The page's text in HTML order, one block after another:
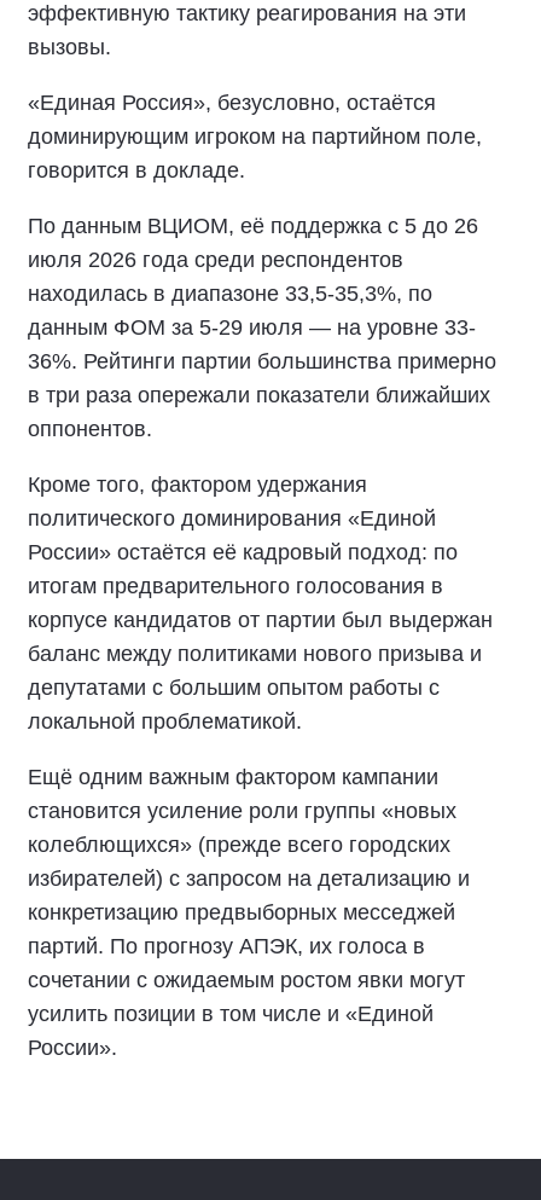
эффективную тактику реагирования на эти
вызовы.
«Единая Россия», безусловно, остаётся
доминирующим игроком на партийном поле,
говорится в докладе.
По данным ВЦИОМ, её поддержка с 5 до 26
июля 2026 года среди респондентов
находилась в диапазоне 33,5-35,3%, по
данным ФОМ за 5-29 июля — на уровне 33-
36%. Рейтинги партии большинства примерно
в три раза опережали показатели ближайших
оппонентов.
Кроме того, фактором удержания
политического доминирования «Единой
России» остаётся её кадровый подход: по
итогам предварительного голосования в
корпусе кандидатов от партии был выдержан
баланс между политиками нового призыва и
депутатами с большим опытом работы с
локальной проблематикой.
Ещё одним важным фактором кампании
становится усиление роли группы «новых
колеблющихся» (прежде всего городских
избирателей) с запросом на детализацию и
конкретизацию предвыборных месседжей
партий. По прогнозу АПЭК, их голоса в
сочетании с ожидаемым ростом явки могут
усилить позиции в том числе и «Единой
России».